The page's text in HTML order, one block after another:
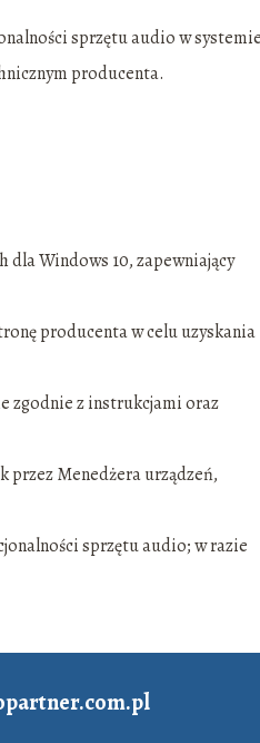
sprzętu audio w
producenta.
Windows 10, zapewniający
producenta w celu uzyskania
zgodnie z instrukcjami oraz
przez Menedżera urządzeń,
sprzętu audio; w razie